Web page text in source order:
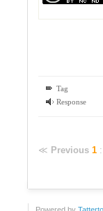
Tag
Response
≪ Previous 1 :